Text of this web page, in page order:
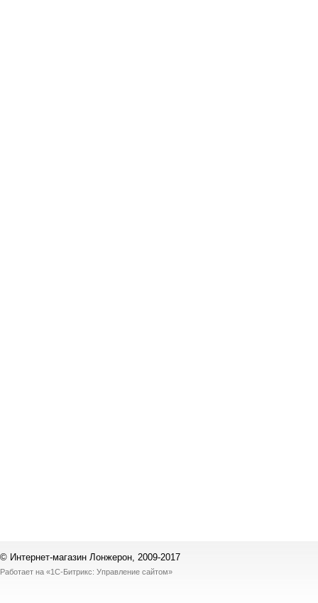
© Интернет-магазин Лонжерон, 2009-2017
Работает на «1С-Битрикс: Управление сайтом»